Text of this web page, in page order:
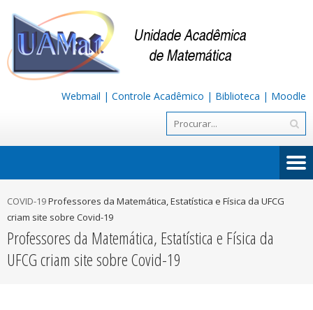
Webmail | Controle Acadêmico | Biblioteca | Moodle
COVID-19Professores da Matemática, Estatística e Física da UFCG
criam site sobre Covid-19
Professores da Matemática, Estatística e Física da
UFCG criam site sobre Covid-19